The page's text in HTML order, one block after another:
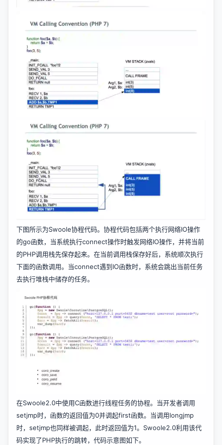
下图所示为Swoole协程代码。协程代码包括两个执行网络IO操作
的go函数，当系统执行connect操作时触发网络IO操作，并将当前
的PHP调用栈先保存起来。在当前调用栈保存好后，系统顺次执行
下面的函数调用。当connect遇到IO函数时，系统会跳出当前任务
去执行堆栈中储存的任务。
在Swoole2.0中使用C函数进行线程任务的协程。当开发者调用
setjmp时，函数的返回值为0并调起first函数。当调用longjmp
时，setjmp也同样被调起，此时返回值为1。Swoole2.0利用该代
码实现了PHP执行的跳转，代码示意图如下。